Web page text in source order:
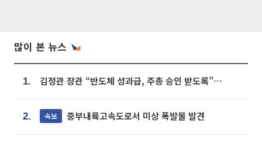
많이 본 뉴스
1. 김정관 장관 “반도체 성과급, 주총 승인 받도록”…상법·자본시장법 개정 시사
2. 속보 중부내륙고속도로서 미상 폭발물 발견